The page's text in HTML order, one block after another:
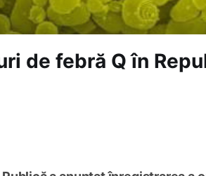
de febră Q în